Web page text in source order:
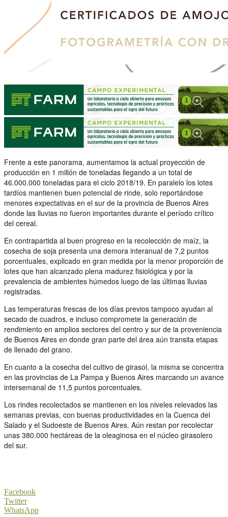
Frente a este panorama, aumentamos la actual proyección de
producción en 1 millón de toneladas llegando a un total de
46.000.000 toneladas para el ciclo 2018/19. En paralelo los lotes
tardíos mantienen buen potencial de rinde, solo reportándose
menores expectativas en el sur de la provincia de Buenos Aires
donde las lluvias no fueron importantes durante el período crítico
del cereal.
En contrapartida al buen progreso en la recolección de maíz, la
cosecha de soja presenta una demora interanual de 7,2 puntos
porcentuales, explicado en gran medida por la menor proporción de
lotes que han alcanzado plena madurez fisiológica y por la
prevalencia de ambientes húmedos luego de las últimas lluvias
registradas.
Las temperaturas frescas de los días previos tampoco ayudan al
secado de cuadros, e incluso compromete la generación de
rendimiento en amplios sectores del centro y sur de la proveniencia
de Buenos Aires en donde gran parte del área aún transita etapas
de llenado del grano.
En cuanto a la cosecha del cultivo de girasol, la misma se concentra
en las provincias de La Pampa y Buenos Aires marcando un avance
intersemanal de 11,5 puntos porcentuales.
Los rindes recolectados se mantienen en los niveles relevados las
semanas previas, con buenas productividades en la Cuenca del
Salado y el Sudoeste de Buenos Aires. Aún restan por recolectar
unas 380.000 hectáreas de la oleaginosa en el núcleo girasolero
del sur.
Facebook
Twitter
WhatsApp